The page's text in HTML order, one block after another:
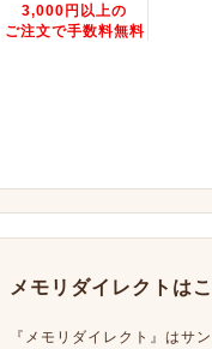
3,000円以上の
ご注文で手数料無料
メモリダイレクトは
『メモリダイレクト』はサ